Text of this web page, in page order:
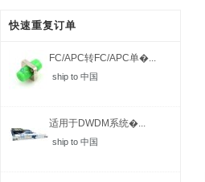
快速重复订单
FC/APC转FC/APC单�...
ship to 中国
适用于DWDM系统�...
ship to 中国